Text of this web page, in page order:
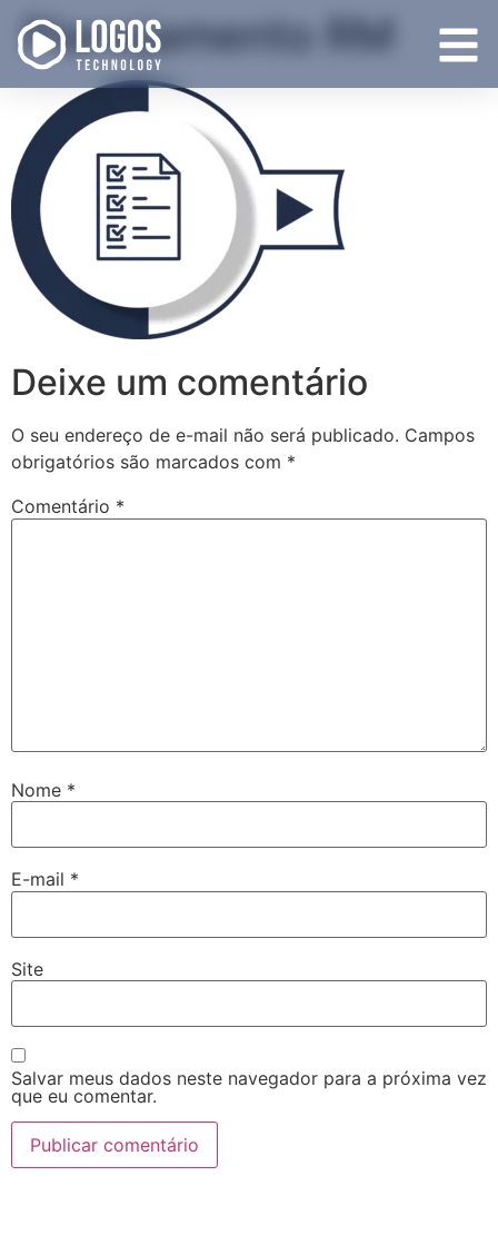
Planejamento RM
Deixe um comentário
O seu endereço de e-mail não será publicado. Campos
obrigatórios são marcados com *
Comentário *
Nome *
E-mail *
Site
Salvar meus dados neste navegador para a próxima vez
que eu comentar.